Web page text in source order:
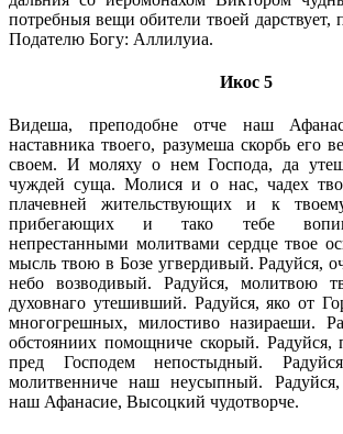
потребныя вещи обители твоей дарствует,
Подателю Богу: Аллилуиа.
Икос 5
Видеша, преподобне отче наш
наставника твоего, разумеша скорбь его
своем. И моляху о нем Господа, да
чуждей суща. Молися и о нас, чадех
плачевней жительствующих и к твоему
прибегающих и тако тебе
непрестанными молитвами сердце твое
мысль твою в Бозе угвердивый. Радуйся,
небо возводивый. Радуйся, молитвою
духовнаго утешивший. Радуйся, яко от
многогрешных, милостиво назираеши.
обстояниих помощниче скорый. Радуйся,
пред Господем непостыдный.
молитвенниче наш неусыпный.
наш Афанасие, Высоцкий чудотворче.